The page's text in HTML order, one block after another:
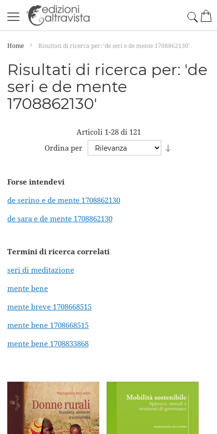
al
contenuto
Home Risultati di ricerca per: 'de seri e de mente 1708862130'
Risultati di ricerca per: 'de
seri e de mente
1708862130'
Articoli 1-28di 121
Ordina per
Forse intendevi
de serino e de mente 1708862130
de sara e de mente 1708862130
Termini di ricerca correlati
seri di meditazione
mente bene
mente breve 1708668515
mente bene 1708668515
mente bene 1708833868